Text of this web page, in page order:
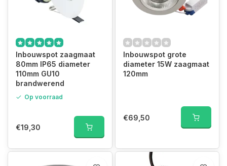
Inbouwspot zaagmaat
80mm IP65 diameter
110mm GU10
brandwerend
Op voorraad
€19,30
Inbouwspot grote
diameter 15W zaagmaat
120mm
€69,50